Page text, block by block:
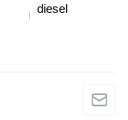
diesel